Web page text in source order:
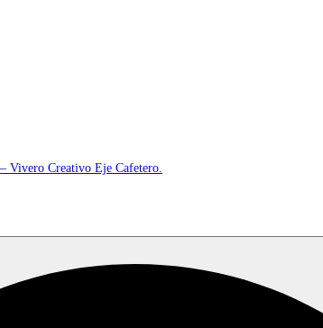
Vivero Creativo Eje Cafetero.